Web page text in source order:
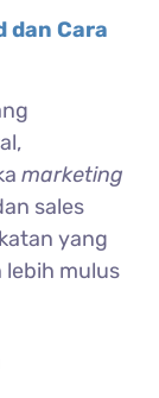
dan Cara
marketing
sales
yang
lebih mulus